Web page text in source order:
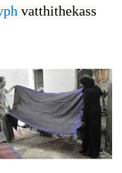
vatthithekass